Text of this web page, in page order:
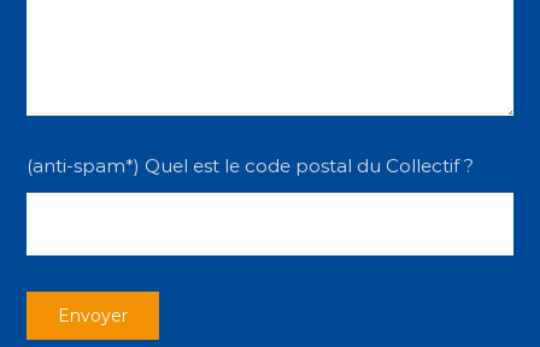
(anti-spam*) Quel est le code postal du Collectif ?